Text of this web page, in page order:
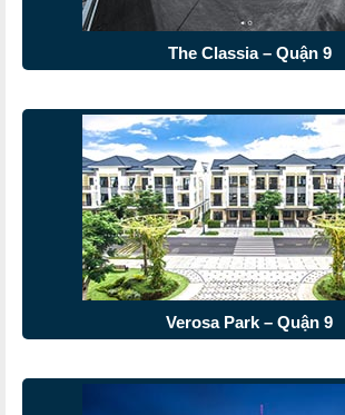
The Classia – Quận 9
Verosa Park – Quận 9